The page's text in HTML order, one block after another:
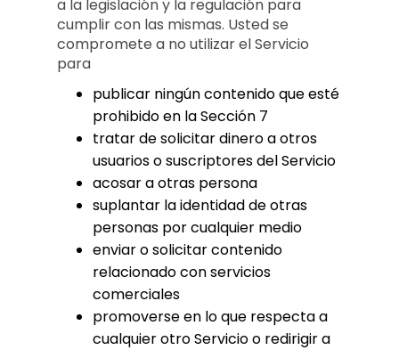
a la legislación y la regulación para
cumplir con las mismas. Usted se
compromete a no utilizar el Servicio
para
publicar ningún contenido que esté
prohibido en la Sección 7
tratar de solicitar dinero a otros
usuarios o suscriptores del Servicio
acosar a otras persona
suplantar la identidad de otras
personas por cualquier medio
enviar o solicitar contenido
relacionado con servicios
comerciales
promoverse en lo que respecta a
cualquier otro Servicio o redirigir a